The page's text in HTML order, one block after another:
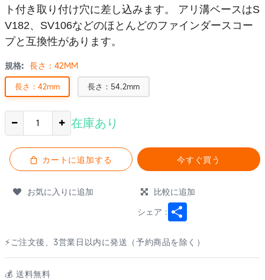
ト付き取り付け穴に差し込みます。 アリ溝ベースはS
V182、SV106などのほとんどのファインダースコー
プと互換性があります。
規格: 長さ：42MM
長さ：42mm 長さ：54.2mm
在庫あり
カートに追加する 今すぐ買う
お気に入りに追加
比較に追加
シェア :
⚡ご注文後、3営業日以内に発送（予約商品を除く）
💰️ 送料無料